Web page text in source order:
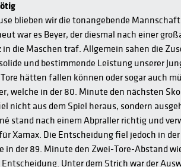
blieben wir die tonangebende
war es Beyer, der diesmal nach einer
in die Maschen traf. Allgemein sahen die
und bestimmende Leistung unserer
hätten fallen können oder sogar auch
welche in der 80. Minute den nächsten
nicht aus dem Spiel heraus, sondern
stand nach einem Abpraller richtig und
Xamax. Die Entscheidung fiel jedoch in der
in der 89. Minute den Zwei-Tore-Abstand
Unter dem Strich war der